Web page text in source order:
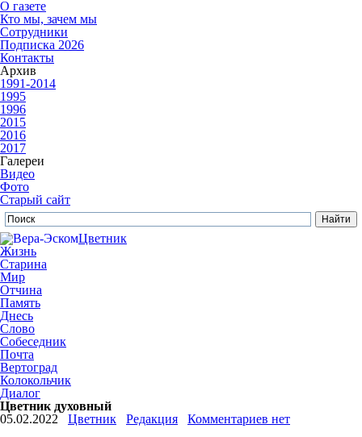
О газете
Кто мы, зачем мы
Сотрудники
Подписка 2026
Контакты
Архив
1991-2014
1995
1996
2015
2016
2017
Галереи
Видео
Фото
Старый сайт
Цветник
Жизнь
Старина
Мир
Отчина
Память
Днесь
Слово
Собеседник
Почта
Вертоград
Колокольчик
Диалог
Цветник духовный
05.02.2022
Цветник Редакция
Комментариев нет